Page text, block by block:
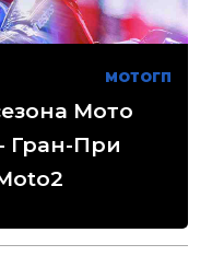
МОТОГП
Мото
Гран-При